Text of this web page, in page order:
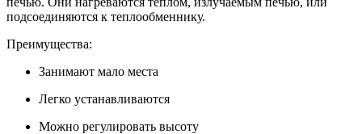
подсоединяются к теплообменнику.
Преимущества:
Занимают мало места
Легко устанавливаются
Можно регулировать высоту